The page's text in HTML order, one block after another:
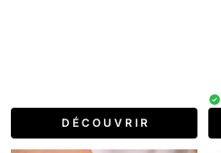
D É C O U V R I R